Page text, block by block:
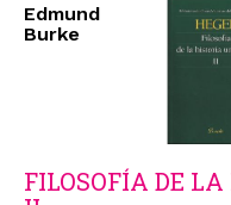
Edmund
Burke
FILOSOFÍA DE